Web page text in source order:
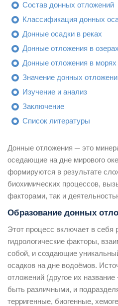
Состав донных отложений
Классификация донных
Донные осадки в реках
Донные отложения в озерах
Донные отложения в морях
Значение донных
Изучение и анализ
Заключение
Список литературы
Донные отложения ─ это
оседающие на дне мирового
формируются в результате
биохимических процессов,
факторами, так и
Образование донных
Этот процесс включает в себя
гидрологические факторы,
собой, и создающие
осадков на дне водоёмов.
отложений (другое их
быть различными, и
терригенные, биогенные,